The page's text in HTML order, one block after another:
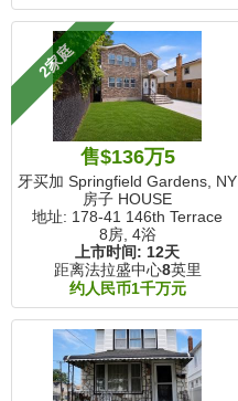
2家庭
售$136万5
牙买加 Springfield Gardens, NY
房子 HOUSE
地址: 178-41 146th Terrace
8房, 4浴
上市时间: 12天
距离法拉盛中心8英里
约人民币1千万元